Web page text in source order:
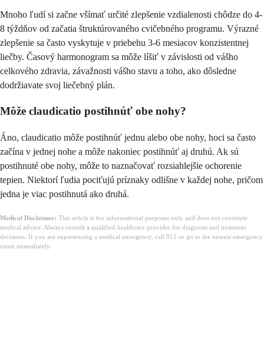
Mnoho ľudí si začne všímať určité zlepšenie vzdialenosti chôdze do 4-
8 týždňov od začatia štruktúrovaného cvičebného programu. Výrazné
zlepšenie sa často vyskytuje v priebehu 3-6 mesiacov konzistentnej
liečby. Časový harmonogram sa môže líšiť v závislosti od vášho
celkového zdravia, závažnosti vášho stavu a toho, ako dôsledne
dodržiavate svoj liečebný plán.
Môže claudicatio postihnúť obe nohy?
Áno, claudicatio môže postihnúť jednu alebo obe nohy, hoci sa často
začína v jednej nohe a môže nakoniec postihnúť aj druhú. Ak sú
postihnuté obe nohy, môže to naznačovať rozsiahlejšie ochorenie
tepien. Niektorí ľudia pociťujú príznaky odlišne v každej nohe, pričom
jedna je viac postihnutá ako druhá.
Medical Disclaimer: This article is for informational purposes only and does not constitute
medical advice. Always consult a qualified healthcare provider for diagnosis and treatment
decisions. If you are experiencing a medical emergency, call 911 or go to the nearest emergency
room immediately.